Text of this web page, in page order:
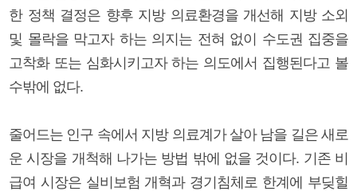
한 정책 결정은 향후 지방 의료환경을 개선해 지방 소외
및 몰락을 막고자 하는 의지는 전혀 없이 수도권 집중을
고착화 또는 심화시키고자 하는 의도에서 집행된다고 볼
수밖에 없다.
줄어드는 인구 속에서 지방 의료계가 살아 남을 길은 새로
운 시장을 개척해 나가는 방법 밖에 없을 것이다. 기존 비
급여 시장은 실비보험 개혁과 경기침체로 한계에 부딪힐